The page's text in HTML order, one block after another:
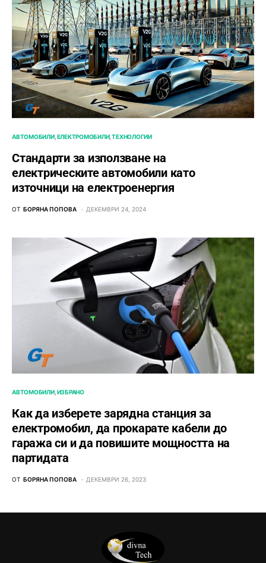
АВТОМОБИЛИ ЕЛЕКТРОМОБИЛИ ТЕХНОЛОГИИ
Стандарти за използване на
електрическите автомобили като
източници на електроенергия
ОТ БОРЯНА ПОПОВА ДЕКЕМВРИ 24, 2024
АВТОМОБИЛИ ИЗБРАНО
Как да изберете зарядна станция за
електромобил, да прокарате кабели до
гаража си и да повишите мощността на
партидата
ОТ БОРЯНА ПОПОВА ДЕКЕМВРИ 26, 2023